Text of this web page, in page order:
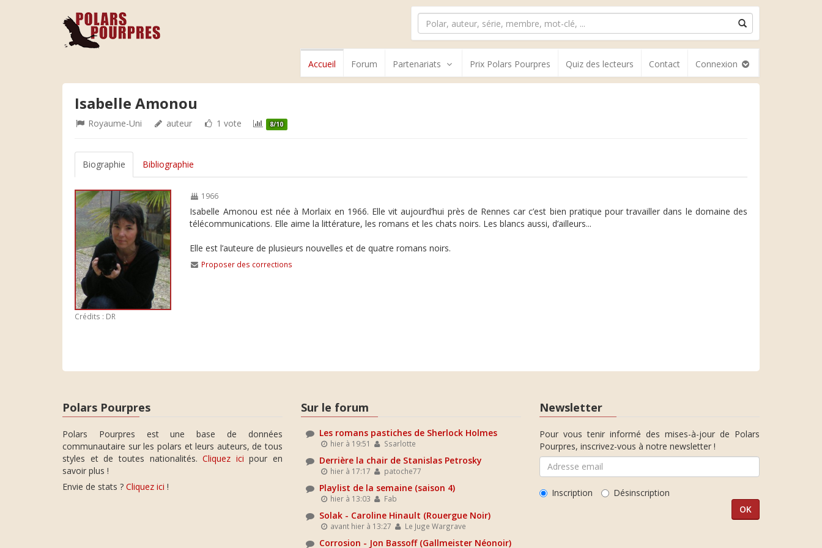
Accueil Forum Partenariats Prix Polars Pourpres Quiz des lecteurs Contact Connexion
Isabelle Amonou
Royaume-Uni auteur 1 vote 8/10
Biographie Bibliographie
Crédits : DR
1966
Isabelle Amonou est née à Morlaix en 1966. Elle vit aujourd’hui près de Rennes car c’est bien pratique pour travailler dans le domaine des
télécommunications. Elle aime la littérature, les romans et les chats noirs. Les blancs aussi, d’ailleurs...
Elle est l’auteure de plusieurs nouvelles et de quatre romans noirs.
Proposer des corrections
Polars Pourpres
Polars Pourpres est une base de données
communautaire sur les polars et leurs auteurs, de tous
styles et de toutes nationalités.Cliquez ici pour en
savoir plus !
Envie de stats ? Cliquez ici !
Sur le forum
Les romans pastiches de Sherlock Holmes
hier à 19:51 Ssarlotte
Derrière la chair de Stanislas Petrosky
hier à 17:17 patoche77
Playlist de la semaine (saison 4)
hier à 13:03 Fab
Solak - Caroline Hinault (Rouergue Noir)
avant hier à 13:27 Le Juge Wargrave
Corrosion - Jon Bassoff (Gallmeister Néonoir)
Newsletter
Pour vous tenir informé des mises-à-jour de Polars
Pourpres, inscrivez-vous à notre newsletter !
Inscription Désinscription